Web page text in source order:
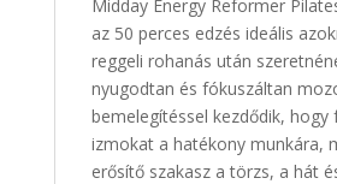
Midday Energy Reformer
az 50 perces edzés ideális
reggeli rohanás után
nyugodtan és fókuszáltan
bemelegítéssel kezdődik, hogy
izmokat a hatékony munkára,
erősítő szakasz a törzs, a hát